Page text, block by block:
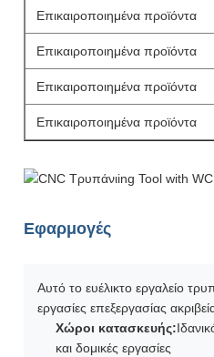
Επικαιροποιημένα προϊόντα
Επικαιροποιημένα προϊόντα
Επικαιροποιημένα προϊόντα
Επικαιροποιημένα προϊόντα
Εφαρμογές
Αυτό το ευέλικτο εργαλείο
εργασίες επεξεργασίας
Χώροι κατασκευής:
και δομικές εργασίες